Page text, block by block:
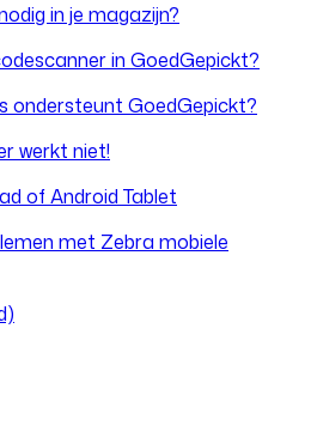
in je magazijn?
in GoedGepickt?
ondersteunt GoedGepickt?
werkt niet!
of Android Tablet
met Zebra mobiele